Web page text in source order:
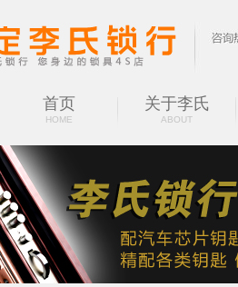
首页
HOME
关于李氏
ABOUT